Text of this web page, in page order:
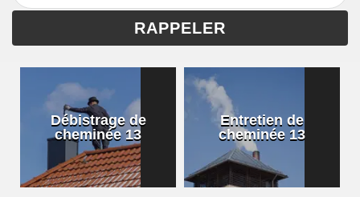
Débistrage de
cheminée 13
Entretien de
cheminée 13